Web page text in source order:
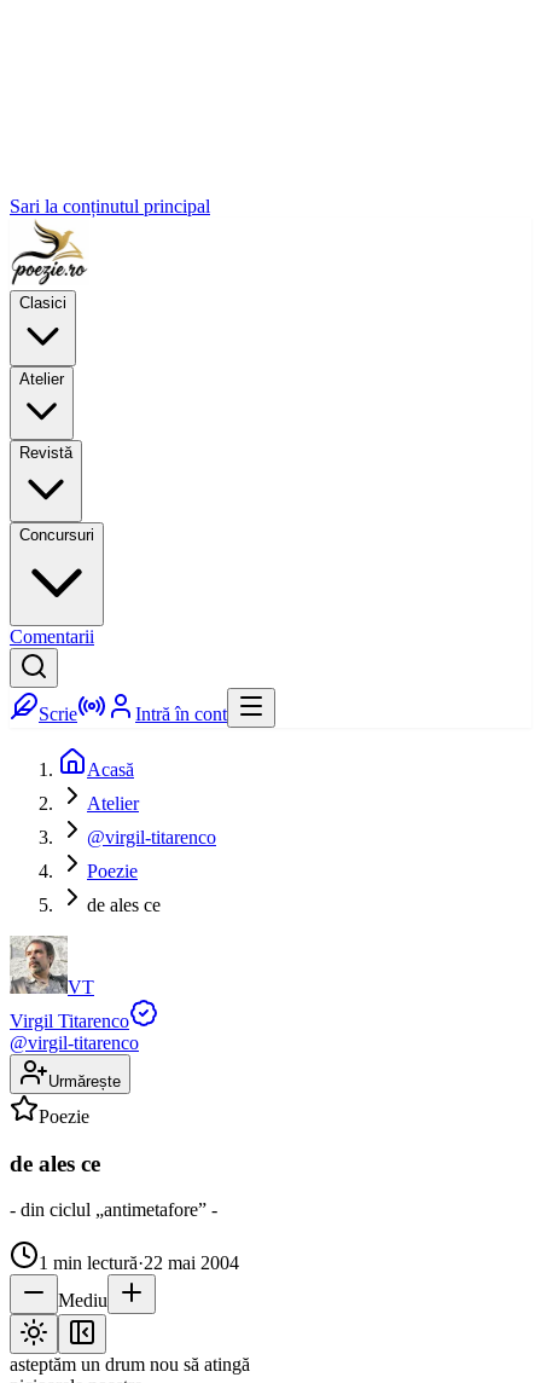
Sari la conținutul principal
Clasici
Atelier
Revistă
Concursuri
Comentarii
Scrie Intră în cont
Acasă
Atelier
@virgil-titarenco
Poezie
de ales ce
VT
Virgil Titarenco
@virgil-titarenco
Urmărește
Poezie
de ales ce
- din ciclul „antimetafore” -
1 min lectură·22 mai 2004
Mediu
asteptăm un drum nou să atingă